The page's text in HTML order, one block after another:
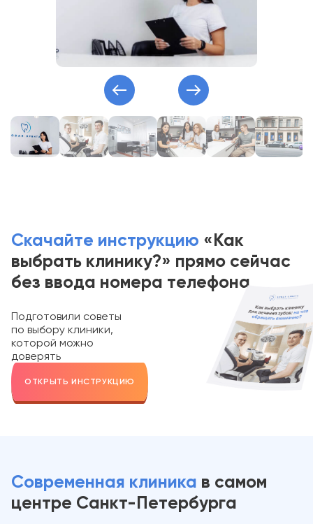
Скачайте инструкцию «Как
выбрать клинику?» прямо сейчас
без ввода номера телефона
Подготовили советы
по выбору клиники,
которой можно
доверять
ОТКРЫТЬ ИНСТРУКЦИЮ
Современная клиника в самом
центре Санкт-Петербурга